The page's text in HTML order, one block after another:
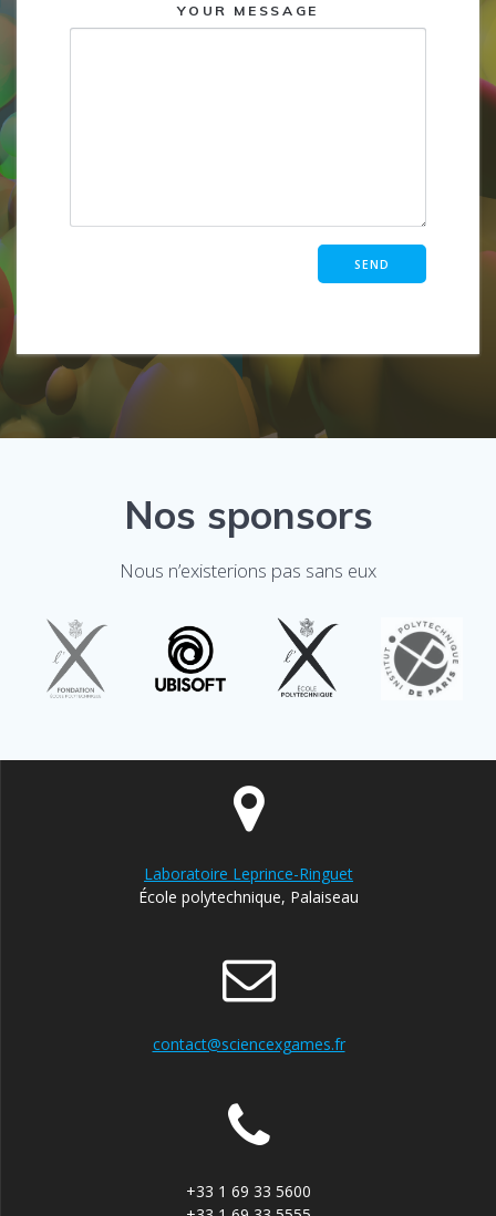
YOUR MESSAGE
Nos sponsors
Nous n’existerions pas sans eux
Laboratoire Leprince-Ringuet
École polytechnique, Palaiseau
contact@sciencexgames.fr
+33 1 69 33 5600